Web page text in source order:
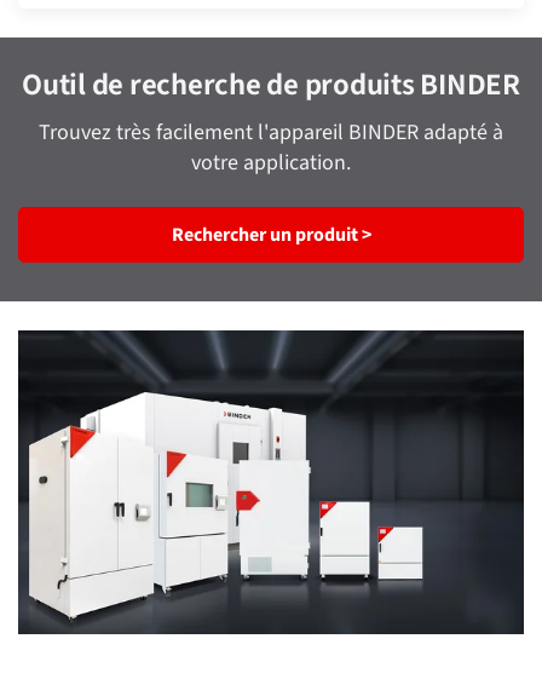
Outil de recherche de produits BINDER
Trouvez très facilement l'appareil BINDER adapté à
votre application.
Rechercher un produit >